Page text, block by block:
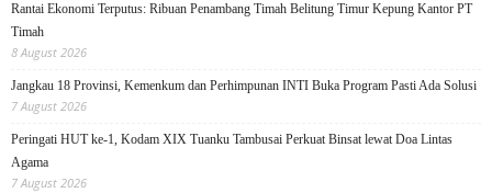
Rantai Ekonomi Terputus: Ribuan Penambang Timah Belitung Timur Kepung Kantor PT
Timah
8 August 2026
Jangkau 18 Provinsi, Kemenkum dan Perhimpunan INTI Buka Program Pasti Ada Solusi
7 August 2026
Peringati HUT ke-1, Kodam XIX Tuanku Tambusai Perkuat Binsat lewat Doa Lintas
Agama
7 August 2026